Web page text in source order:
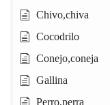
Chivo,chiva
Cocodrilo
Conejo,coneja
Gallina
Perro,perra